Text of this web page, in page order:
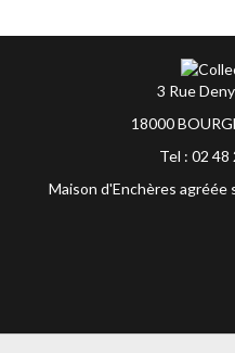
3 Rue
18000
Tel : 02 48
Maison d'Enchères agréée